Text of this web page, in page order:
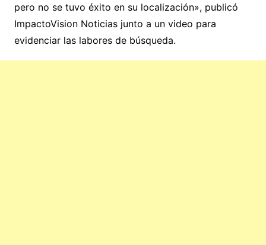
pero no se tuvo éxito en su localización», publicó
ImpactoVision Noticias junto a un video para
evidenciar las labores de búsqueda.